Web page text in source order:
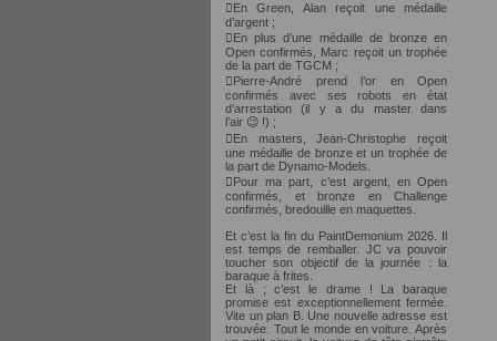
En Green, Alan reçoit une médaille
d’argent ;
En plus d’une médaille de bronze en
Open confirmés, Marc reçoit un trophée
de la part de TGCM ;
Pierre-André prend l’or en Open
confirmés avec ses robots en état
d’arrestation (il y a du master dans
l’air 😉 !) ;
En masters, Jean-Christophe reçoit
une médaille de bronze et un trophée de
la part de Dynamo-Models.
Pour ma part, c’est argent, en Open
confirmés, et bronze en Challenge
confirmés, bredouille en maquettes.
Et c’est la fin du PaintDemonium 2026. Il
est temps de remballer. JC va pouvoir
toucher son objectif de la journée : la
baraque à frites.
Et là ; c’est le drame ! La baraque
promise est exceptionnellement fermée.
Vite un plan B. Une nouvelle adresse est
trouvée. Tout le monde en voiture. Après